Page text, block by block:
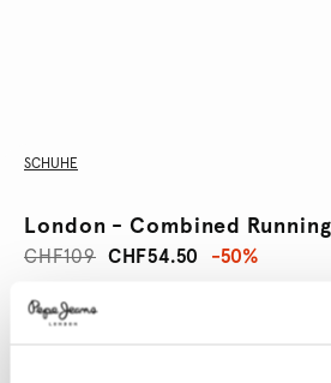
SCHUHE
London - Combined
CHF54.50
CHF109 -50%